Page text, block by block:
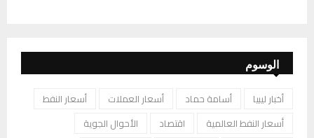
الوسوم
أخبار ليبيا أسامة حماد أسعار العملات
أسعار النفط
أسعار النفط العالمية
اقتصاد
الأحوال الجوية